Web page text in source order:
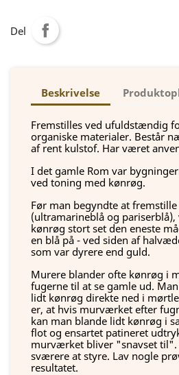
Del
Beskrivelse
Fremstilles ved ufuldstændig
organiske materialer. Består
af rent kulstof. Har været
I det gamle Rom var
ved toning med kønrøg.
Før man begyndte at
(ultramarineblå og
kønrøg stort set den eneste
en blå på - ved siden af
som var dyrere end guld.
Murere blander ofte kønrøg i
fugerne til at se gamle ud.
lidt kønrøg direkte ned i
er, at hvis murværket efter
kan man blande lidt kønrøg i
flot og ensartet patineret
murværket bliver "snavset til".
sværere at styre. Lav nogle
resultatet.